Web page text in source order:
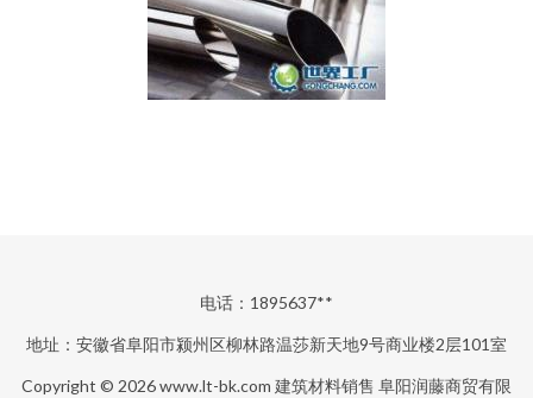
电话：1895637**
地址：安徽省阜阳市颍州区柳林路温莎新天地9号商业楼2层101室
Copyright © 2026www.lt-bk.com 建筑材料销售 阜阳润藤商贸有限